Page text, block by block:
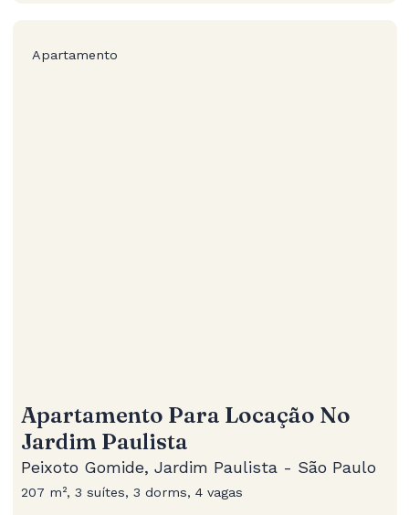
Apartamento
Apartamento Para Locação No
Jardim Paulista
Peixoto Gomide, Jardim Paulista - São Paulo
207 m², 3 suítes, 3 dorms, 4 vagas